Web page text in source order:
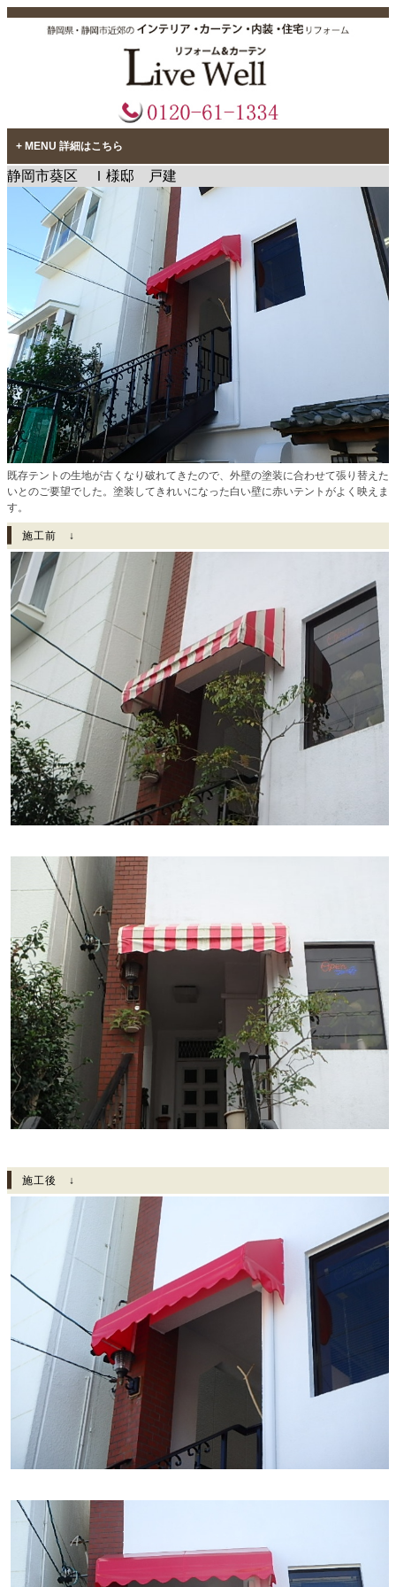
MENU 詳細はこちら
静岡市葵区 Ｉ様邸 戸建
既存テントの生地が古くなり破れてきたので、外壁の塗装に合わせて張り替えた
いとのご要望でした。塗装してきれいになった白い壁に赤いテントがよく映えま
す。
施工前 ↓
施工後 ↓